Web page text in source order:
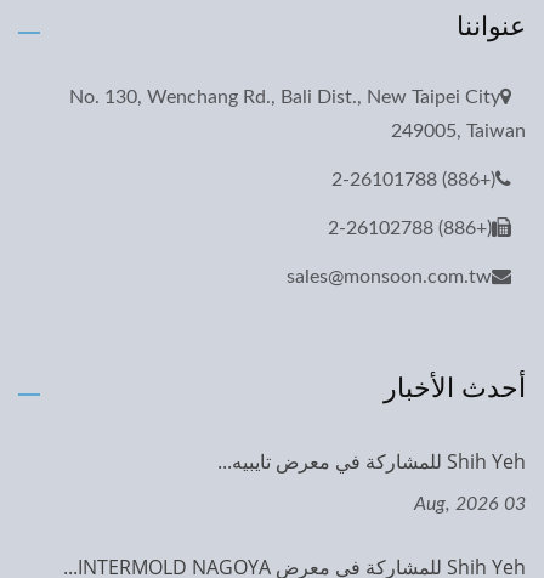
عنواننا
No. 130, Wenchang Rd., Bali Dist., New Taipei City
249005, Taiwan
(+886) 2-26101788
(+886) 2-26102788
sales@monsoon.com.tw
أحدث الأخبار
Shih Yeh للمشاركة في معرض تايبيه...
03 Aug, 2026
Shih Yeh للمشاركة في معرض INTERMOLD NAGOYA...